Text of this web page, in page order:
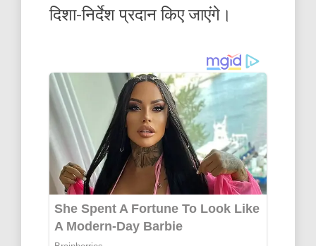
दिशा-निर्देश प्रदान किए जाएंगे।